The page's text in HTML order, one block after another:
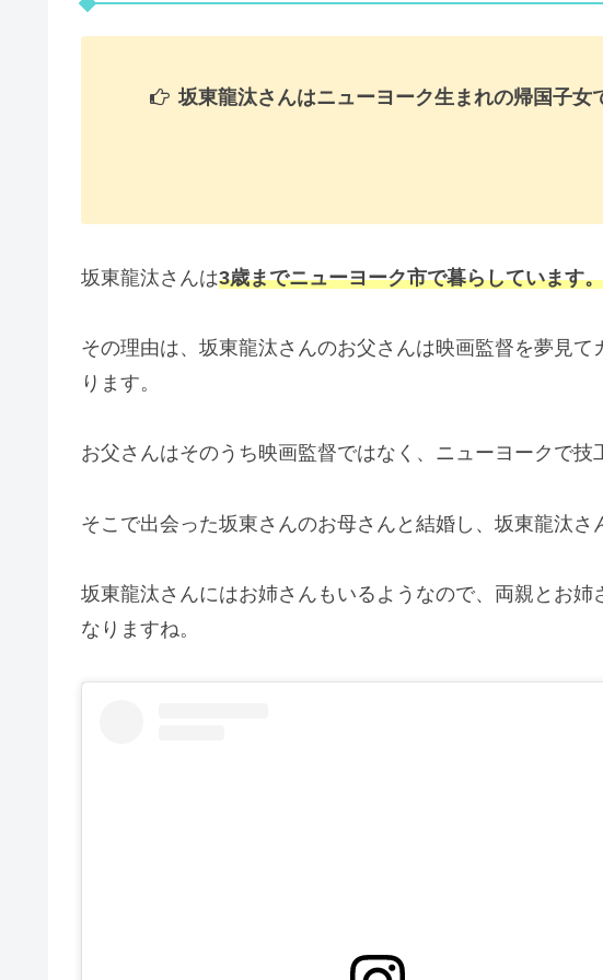
坂東龍汰さんはニューヨーク生まれの帰国子女
坂東龍汰さんは3歳までニューヨーク市で暮らしています。
その理由は、坂東龍汰さんのお父さんは映画監督を夢見
ります。
お父さんはそのうち映画監督ではなく、ニューヨークで技
そこで出会った坂東さんのお母さんと結婚し、坂東龍汰さ
坂東龍汰さんにはお姉さんもいるようなので、両親とお
なりますね。